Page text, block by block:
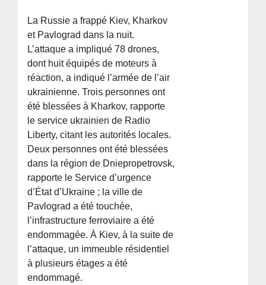
La Russie a frappé Kiev, Kharkov
et Pavlograd dans la nuit.
L’attaque a impliqué 78 drones,
dont huit équipés de moteurs à
réaction, a indiqué l’armée de l’air
ukrainienne. Trois personnes ont
été blessées à Kharkov, rapporte
le service ukrainien de Radio
Liberty, citant les autorités locales.
Deux personnes ont été blessées
dans la région de Dniepropetrovsk,
rapporte le Service d’urgence
d’État d’Ukraine ; la ville de
Pavlograd a été touchée,
l’infrastructure ferroviaire a été
endommagée. À Kiev, à la suite de
l’attaque, un immeuble résidentiel
à plusieurs étages a été
endommagé.